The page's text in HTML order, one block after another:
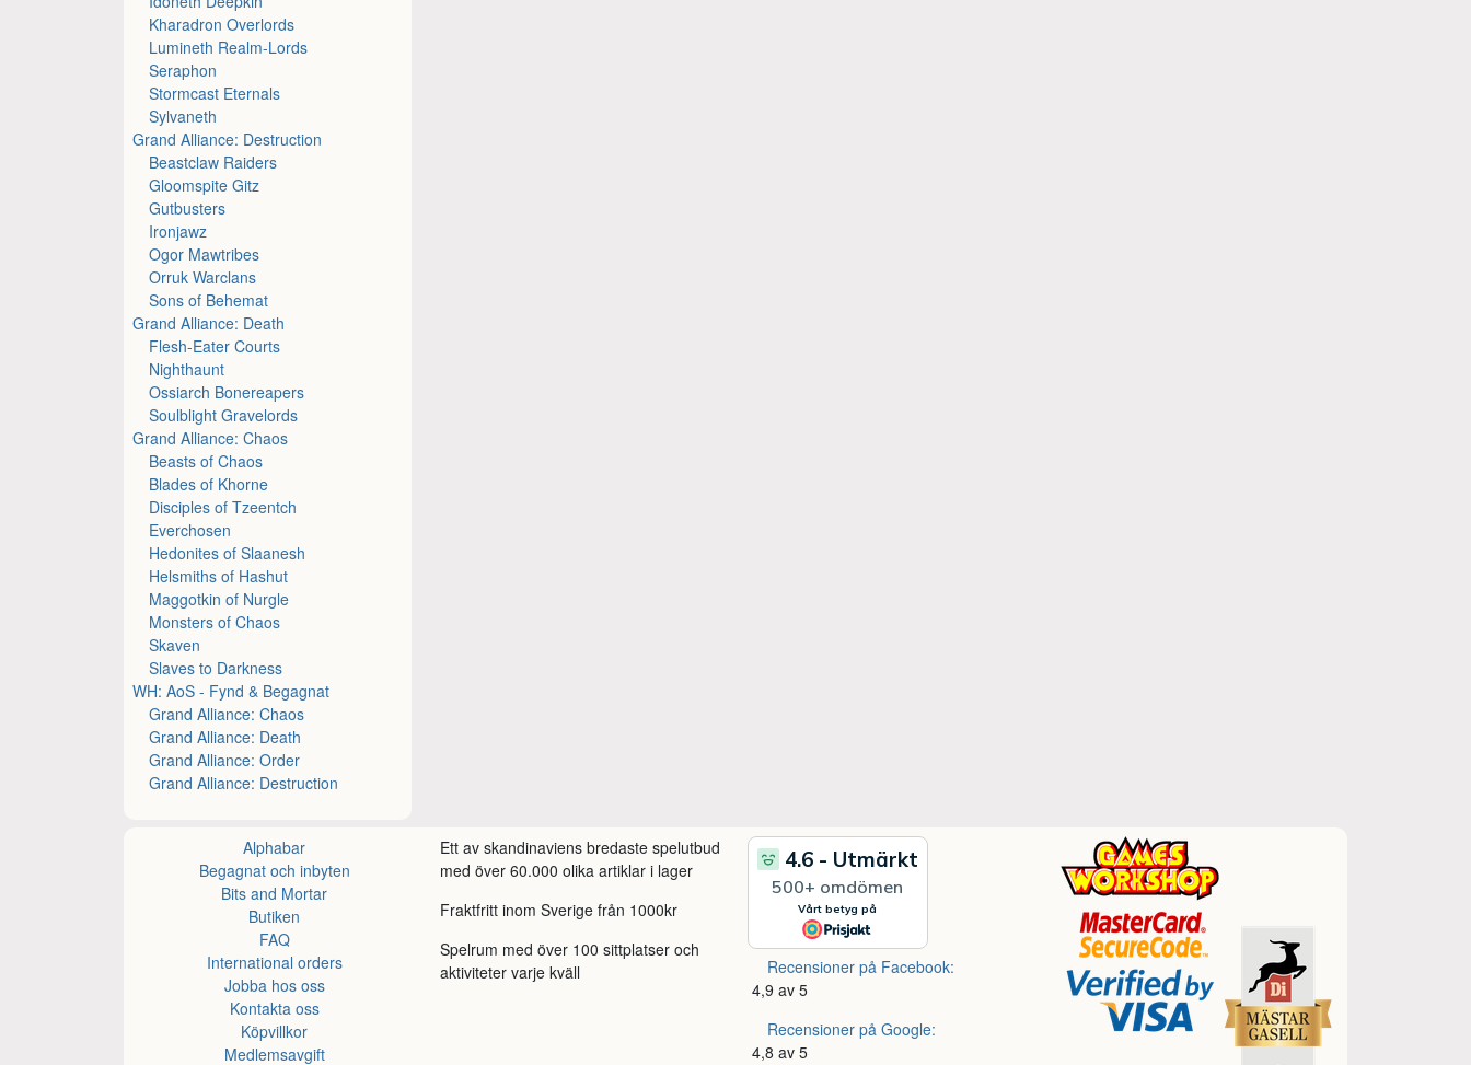
Kharadron Overlords
Lumineth Realm-Lords
Seraphon
Stormcast Eternals
Sylvaneth
Grand Alliance: Destruction
Beastclaw Raiders
Gloomspite Gitz
Gutbusters
Ironjawz
Ogor Mawtribes
Orruk Warclans
Sons of Behemat
Grand Alliance: Death
Flesh-Eater Courts
Nighthaunt
Ossiarch Bonereapers
Soulblight Gravelords
Grand Alliance: Chaos
Beasts of Chaos
Blades of Khorne
Disciples of Tzeentch
Everchosen
Hedonites of Slaanesh
Helsmiths of Hashut
Maggotkin of Nurgle
Monsters of Chaos
Skaven
Slaves to Darkness
WH: AoS - Fynd & Begagnat
Grand Alliance: Chaos
Grand Alliance: Death
Grand Alliance: Order
Grand Alliance: Destruction
Alphabar
Begagnat och inbyten
Bits and Mortar
Butiken
FAQ
International orders
Jobba hos oss
Kontakta oss
Köpvillkor
Medlemsavgift
Ett av skandinaviens bredaste spelutbud
med över 60.000 olika artiklar i lager
Fraktfritt inom Sverige från 1000kr
Spelrum med över 100 sittplatser och
aktiviteter varje kväll
Recensioner på Facebook:
4,9 av 5
Recensioner på Google:
4,8 av 5